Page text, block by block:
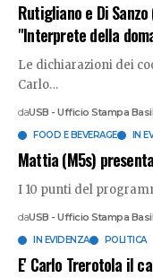
Rutigliano e Di
"Interprete della
Le dichiarazioni dei
Carlo…
daUSB - Ufficio Stampa
FOOD E BEVERAGE IN
Mattia (M5s)
I 10 punti del
daUSB - Ufficio Stampa
IN EVIDENZA POLITICA
E' Carlo Trerotola il